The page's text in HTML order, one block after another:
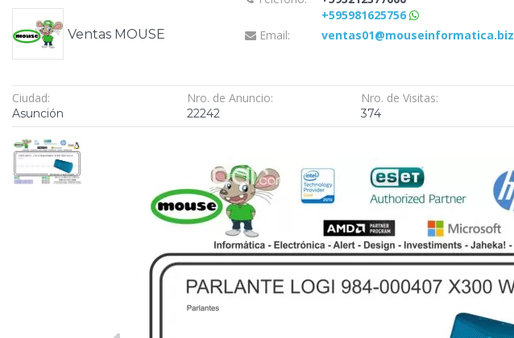
Ventas MOUSE
+595981625756
Email:
ventas01@mouseinformatica.biz
Ciudad:
Asunción
Nro. de Anuncio:
22242
Nro. de Visitas:
374